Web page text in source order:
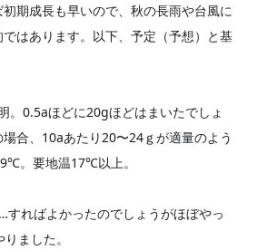
期成長も早いので、秋の長雨や台風に
はあります。以下、予定（予想）と基
。0.5aほどに20gほどはまいたでしょ
合、10aあたり20〜24ｇが適量のよう
。要地温17℃以上。
ればよかったのでしょうがほぼやっ
ました。